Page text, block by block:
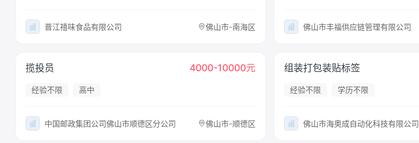
晋江禧味食品有限公司 佛山市-南海区 佛山市丰福供应链管理有限公司
揽投员 4000-10000元
经验不限 高中
中国邮政集团公司佛山市顺德区分公司 佛山市-顺德区
组装打包装贴标签
经验不限 学历不限
佛山市海奥成自动化科技有限公司